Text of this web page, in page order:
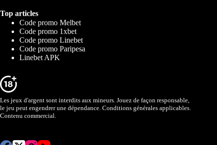
Top articles
Code promo Melbet
Code promo 1xbet
Code promo Linebet
Code promo Paripesa
Linebet APK
Les jeux d'argent sont interdits aux mineurs. Jouez de façon responsable,
le jeu peut engendrer une dépendance. Conditions générales applicables.
Contenu commercial.